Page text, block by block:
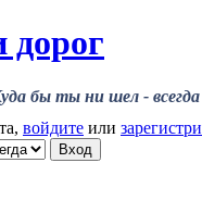
дорог
бы ты ни шел - всегда
войдите или